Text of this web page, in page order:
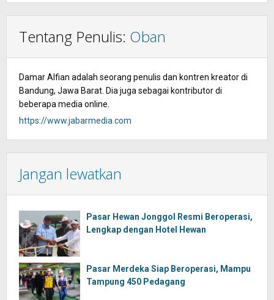
Tentang Penulis: Oban
Damar Alfian adalah seorang penulis dan kontren kreator di
Bandung, Jawa Barat. Dia juga sebagai kontributor di
beberapa media online.
https://www.jabarmedia.com
Jangan lewatkan
Pasar Hewan Jonggol Resmi Beroperasi,
Lengkap dengan Hotel Hewan
Pasar Merdeka Siap Beroperasi, Mampu
Tampung 450 Pedagang